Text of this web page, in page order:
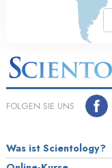
FOLGEN SIE UNS
Was ist Scientology?